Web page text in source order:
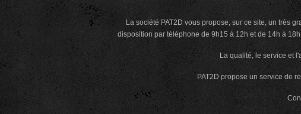
La société PAT2D vous propose, sur ce site, un très
disposition par téléphone de 9h15 à 12h et de 14h à
La qualité, le service et
PAT2D propose un service de